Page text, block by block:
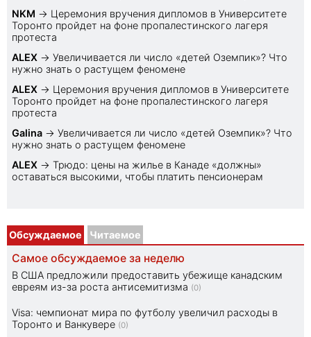
NKM → Церемония вручения дипломов в Университете
Торонто пройдет на фоне пропалестинского лагеря
протеста
ALEX → Увеличивается ли число «детей Оземпик»? Что
нужно знать о растущем феномене
ALEX → Церемония вручения дипломов в Университете
Торонто пройдет на фоне пропалестинского лагеря
протеста
Galina → Увеличивается ли число «детей Оземпик»? Что
нужно знать о растущем феномене
ALEX → Трюдо: цены на жилье в Канаде «должны»
оставаться высокими, чтобы платить пенсионерам
Обсуждаемое Читаемое
Самое обсуждаемое за неделю
В США предложили предоставить убежище канадским
евреям из-за роста антисемитизма (0)
Visa: чемпионат мира по футболу увеличил расходы в
Торонто и Ванкувере (0)